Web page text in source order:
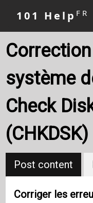
101 Help FR
système
Check
(CHKDSK)
Post content
Corriger les